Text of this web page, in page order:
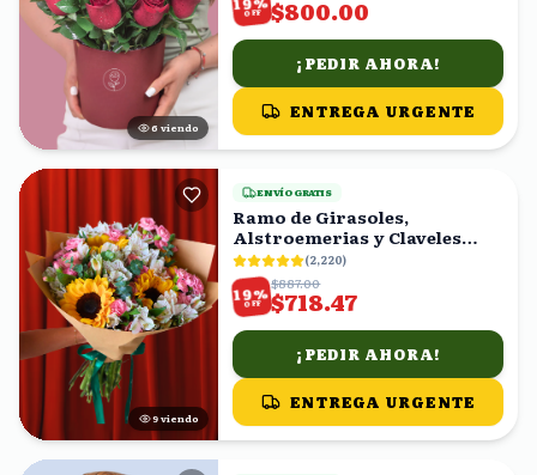
7 viendo
OFF $800.00
¡PEDIR AHORA!
ENTREGA URGENTE
8 viendo
ENVÍO GRATIS
Ramo de Girasoles,
Alstroemerias y Claveles
Rosas
(2,220)
19%
OFF
$887.00
$718.47
¡PEDIR AHORA!
ENTREGA URGENTE